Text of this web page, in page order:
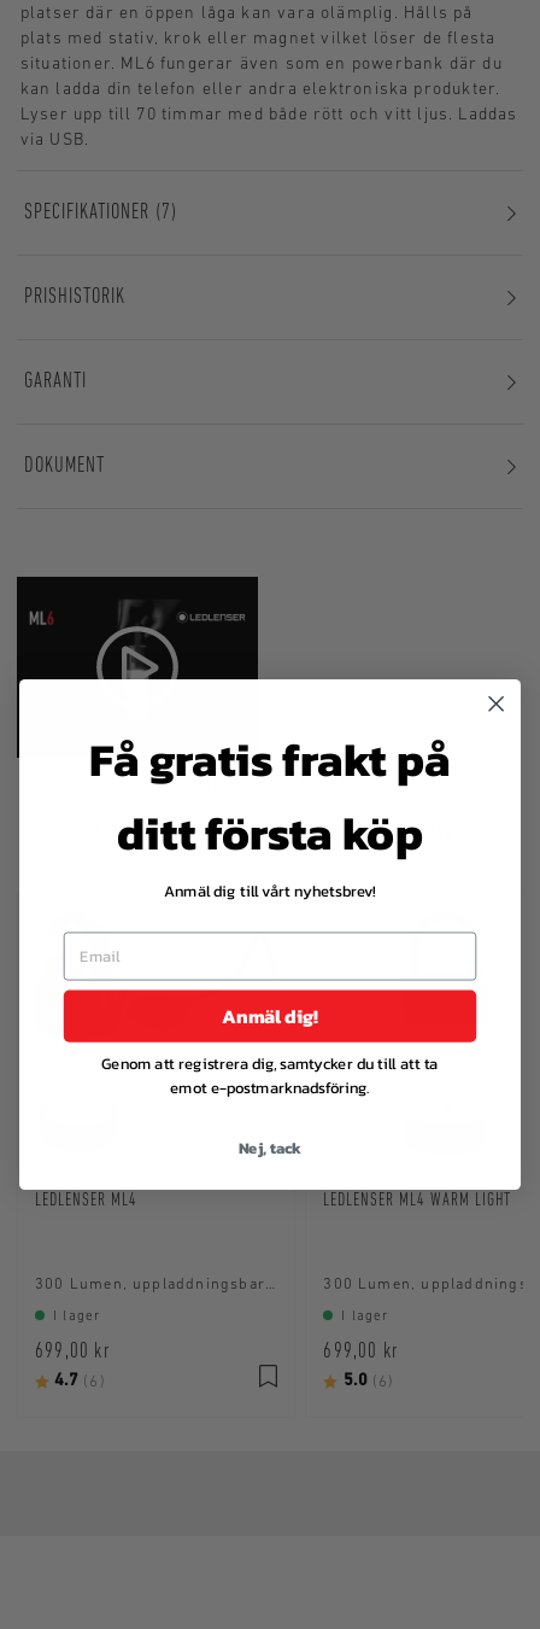
platser där en öppen låga kan vara olämplig. Hålls på
plats med stativ, krok eller magnet vilket löser de flesta
situationer. ML6 fungerar även som en powerbank där du
kan ladda din telefon eller andra elektroniska produkter.
Lyser upp till 70 timmar med både rött och vitt ljus. Laddas
via USB.
SPECIFIKATIONER 7
PRISHISTORIK
GARANTI
DOKUMENT
FÅR VI FÖRESLÅ
VÅRA REKOMMENDATIONER
LEDLENSER ML4
300 Lumen, uppladdningsbart batteri
I lager
699,00 kr
Betyg:
4.7 (6)
LEDLENSER ML4 WARM LIGHT
I lager
699,00 kr
Betyg:
5.0(6)
Få gratis frakt på
ditt första köp
Anmäl dig till vårt nyhetsbrev!
Anmäl dig!
Genom att registrera dig, samtycker du till att ta
emot e-postmarknadsföring.
Nej, tack